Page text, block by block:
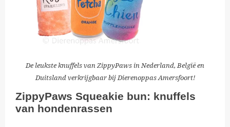
De leukste knuffels van ZippyPaws in Nederland, België en
Duitsland verkrijgbaar bij Dierenoppas Amersfoort!
ZippyPaws Squeakie bun: knuffels
van hondenrassen